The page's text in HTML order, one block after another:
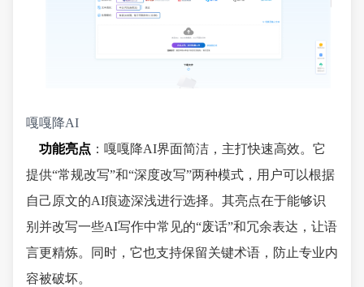
嘎嘎降AI
功能亮点 ：嘎嘎降AI界面简洁，主打快速高效。它
提供“常规改写”和“深度改写”两种模式，用户可以根据
自己原文的AI痕迹深浅进行选择。其亮点在于能够识
别并改写一些AI写作中常见的“废话”和冗余表达，让语
言更精炼。同时，它也支持保留关键术语，防止专业内
容被破坏。